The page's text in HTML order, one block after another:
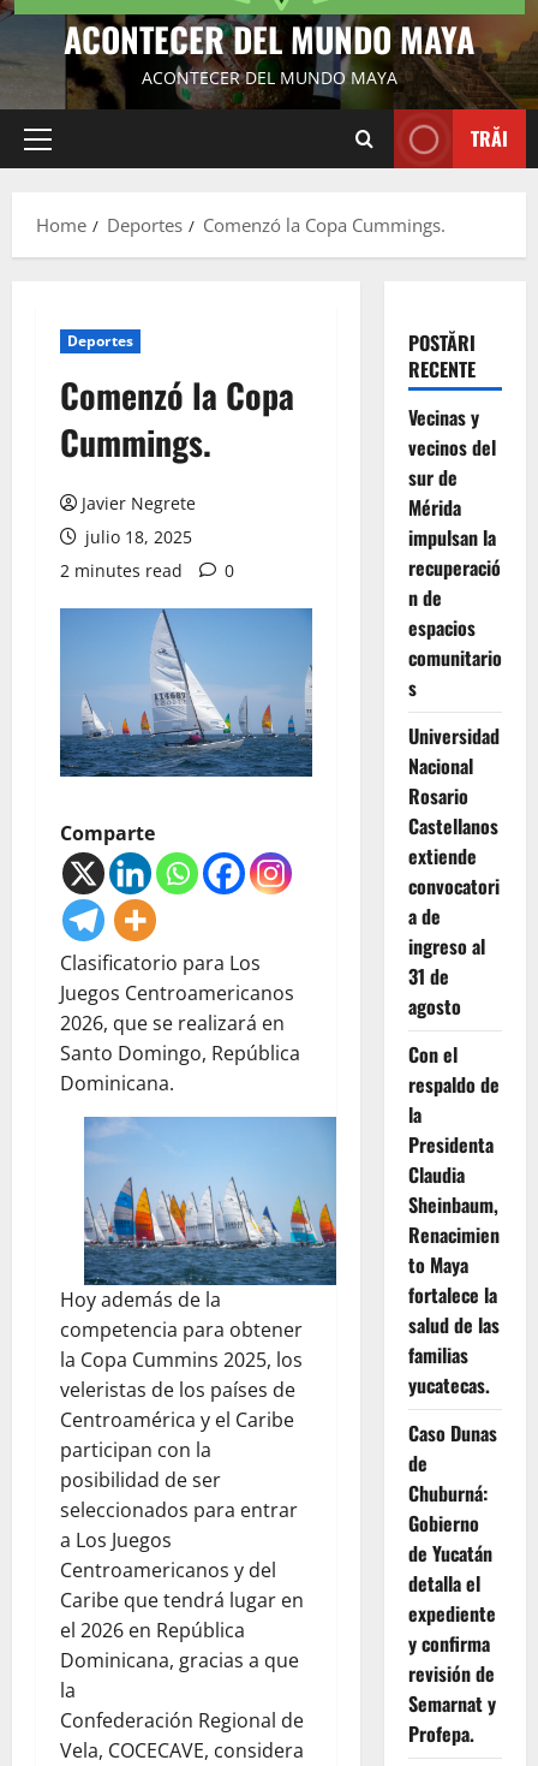
ACONTECER DEL MUNDO MAYA
ACONTECER DEL MUNDO MAYA
Primary
TRĂI
Home Deportes Comenzó la Copa Cummings.
Deportes
Comenzó la Copa
Cummings.
Javier Negrete
julio 18, 2025
2 minutes read
0
Comparte
Clasificatorio para Los
Juegos Centroamericanos
2026, que se realizará en
Santo Domingo, República
Dominicana.
Hoy además de la
competencia para obtener
la Copa Cummins 2025, los
veleristas de los países de
Centroamérica y el Caribe
participan con la
posibilidad de ser
seleccionados para entrar
a Los Juegos
Centroamericanos y del
Caribe que tendrá lugar en
el 2026 en República
Dominicana, gracias a que
la
Confederación Regional de
Vela, COCECAVE, considera
POSTĂRI
RECENTE
Vecinas y
vecinos del
sur de
Mérida
impulsan la
recuperació
n de
espacios
comunitario
s
Universidad
Nacional
Rosario
Castellanos
extiende
convocatori
a de
ingreso al
31 de
agosto
Con el
respaldo de
la
Presidenta
Claudia
Sheinbaum,
Renacimien
to Maya
fortalece la
salud de las
familias
yucatecas.
Caso Dunas
de
Chuburná:
Gobierno
de Yucatán
detalla el
expediente
y confirma
revisión de
Semarnat y
Profepa.